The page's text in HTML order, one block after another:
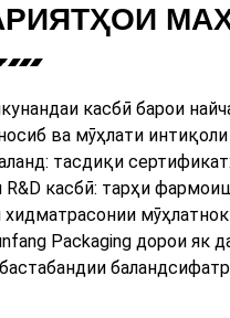
касбӣ барои
ва мӯҳлати
тасдиқи
R&D касбӣ: тарҳи
хидматрасонии
Packaging дорои як